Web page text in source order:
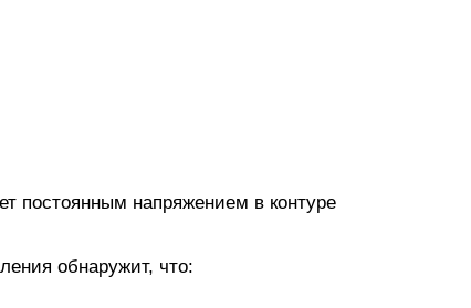
постоянным напряжением в контуре
обнаружит, что: